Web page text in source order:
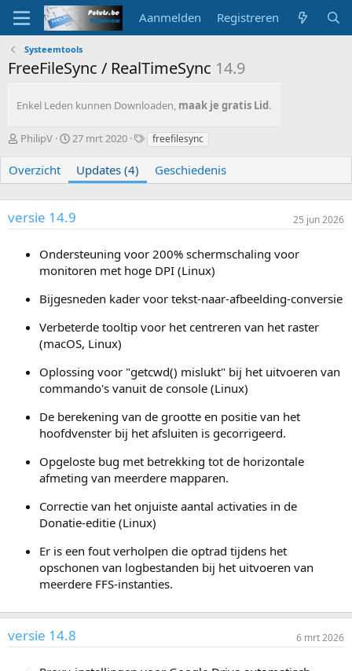
Aanmelden Registreren
Systeemtools
FreeFileSync / RealTimeSync 14.9
Enkel Leden kunnen Downloaden, maak je gratis Lid.
A
t
e
PhilipV
G
m
a
t
p
27 mrt 2020
T
s
freefilesync
Overzicht Updates (4) Geschiedenis
versie 14.9 25 jun 2026
Ondersteuning voor 200% schermschaling voor
monitoren met hoge DPI (Linux)
Bijgesneden kader voor tekst-naar-afbeelding-conversie
Verbeterde tooltip voor het centreren van het raster
(macOS, Linux)
Oplossing voor "getcwd() mislukt" bij het uitvoeren van
commando's vanuit de console (Linux)
De berekening van de grootte en positie van het
hoofdvenster bij het afsluiten is gecorrigeerd.
Opgeloste bug met betrekking tot de horizontale
afmeting van meerdere mapparen.
Correctie van het onjuiste aantal activaties in de
Donatie-editie (Linux)
Er is een fout verholpen die optrad tijdens het
opschonen van logbestanden bij het uitvoeren van
meerdere FFS-instanties.
versie 14.8 6 mrt 2026